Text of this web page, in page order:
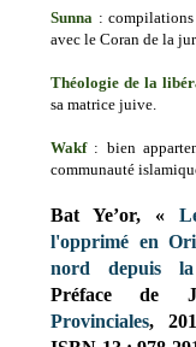
Sunna :
avec le Coran de la
Théologie de la
sa matrice juive.
Wakf: bien
communauté
Bat Ye’or, «
l'opprimé en
nord depuis la
Préface de
Provinciales,